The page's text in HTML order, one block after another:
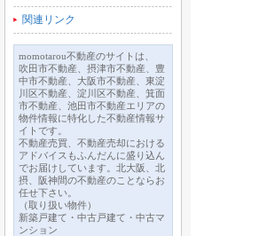
関連リンク
momotarou不動産のサイトは、
吹田市不動産、摂津市不動産、豊
中市不動産、大阪市不動産、東淀
川区不動産、淀川区不動産、箕面
市不動産、池田市不動産エリアの
物件情報に特化した不動産情報サ
イトです。
不動産売買、不動産売却における
アドバイスもふんだんに盛り込ん
でお届けしています。北大阪、北
摂、阪神間の不動産のことならお
任せ下さい。
（取り扱い物件）
新築戸建て・中古戸建て・中古マ
ンション